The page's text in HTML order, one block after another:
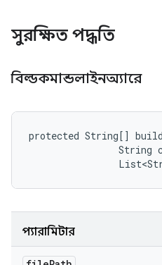
সুরক্ষিত পদ্ধতি
বিল্ডকমান্ডলাইনঅ্যারে
protected String[]
String
প্যারামিটার